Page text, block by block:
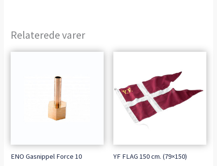
Relaterede varer
ENO Gasnippel Force 10
YF FLAG 150 cm. (79×150)